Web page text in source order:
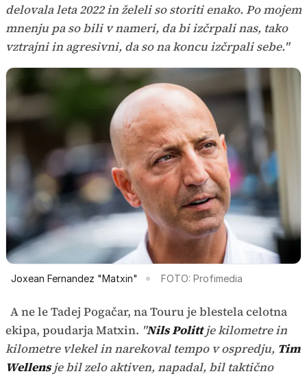
delovala leta 2022 in želeli so storiti enako. Po mojem
mnenju pa so bili v nameri, da bi izčrpali nas, tako
vztrajni in agresivni, da so na koncu izčrpali sebe."
Joxean Fernandez "Matxin" FOTO: Profimedia
A ne le Tadej Pogačar, na Touru je blestela celotna
ekipa, poudarja Matxin. "Nils Polittje kilometre in
kilometre vlekel in narekoval tempo v ospredju, Tim
Wellensje bil zelo aktiven, napadal, bil taktično